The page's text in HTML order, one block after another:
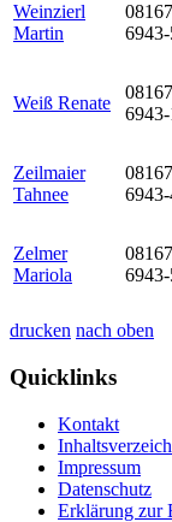
Weinzierl
Martin
08167
Weiß Renate
08167
Zeilmaier
Tahnee
08167
6943-
Zelmer
Mariola
08167
drucken nach oben
Quicklinks
Kontakt
Impressum
Datenschutz
Erklärung zur